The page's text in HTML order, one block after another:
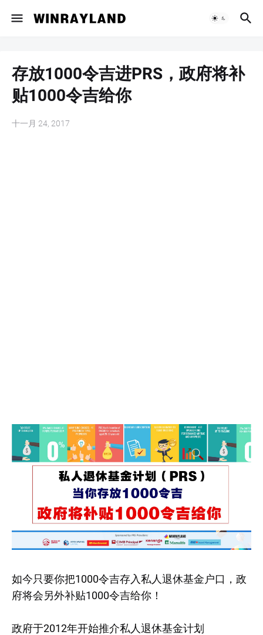
存放1000令吉进PRS，政府将补
贴1000令吉给你
十一月 24, 2017
如今只要你把1000令吉存入私人退休基金户口，政
府将会另外补贴1000令吉给你！
政府于2012年开始推介私人退休基金计划